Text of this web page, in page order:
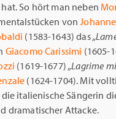
So hört man neben
von
(1583-1643) das
Giacomo Carissimi (1605-
(1619-1677)„Lagrime
(1624-1704). Mit
italienische Sängerin
dramatischer Attacke.